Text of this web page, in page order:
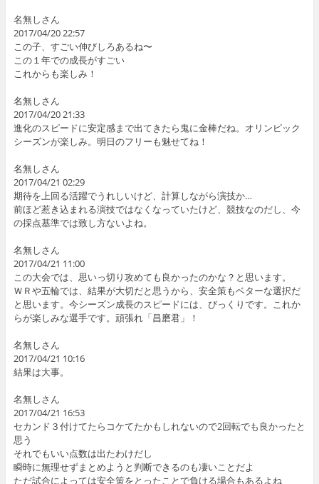
名無しさん
2017/04/20 22:57
この子、すごい伸びしろあるね〜
この１年での成長がすごい
これからも楽しみ！
名無しさん
2017/04/20 21:33
進化のスピードに安定感まで出てきたら鬼に金棒だね。オリンピック
シーズンが楽しみ。明日のフリーも魅せてね！
名無しさん
2017/04/21 02:29
期待を上回る活躍でうれしいけど、計算しながら演技か…
前ほど惹き込まれる演技ではなくなっていたけど、競技なのだし、今
の採点基準では致し方ないよね。
名無しさん
2017/04/21 11:00
この大会では、思いっ切り攻めても良かったのかな？と思います。
ＷＲや五輪では、結果が大切だと思うから、安全策もベターな選択だ
と思います。今シーズン成長のスピードには、びっくりです。これか
らが楽しみな選手です。頑張れ「昌磨君」！
名無しさん
2017/04/21 10:16
結果は大事。
名無しさん
2017/04/21 16:53
セカンド３付けてたらコケてたかもしれないので2回転でも良かったと
思う
それでもいい点数は出たわけだし
瞬時に無理せずまとめようと判断できるのも凄いことだよ
ただ試合によっては安全策をとったことで負ける場合もあるよね